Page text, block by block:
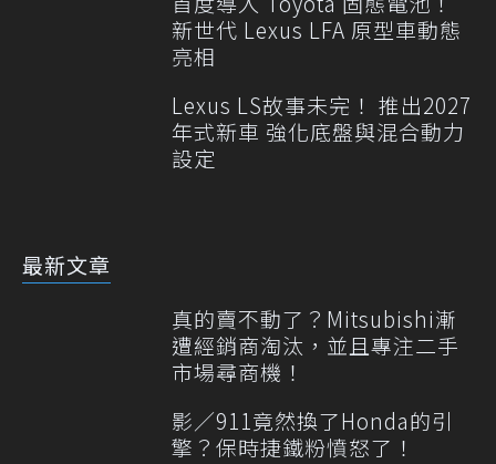
新世代 Lexus LFA 原型車動態
亮相
Lexus LS故事未完！ 推出2027
年式新車 強化底盤與混合動力
設定
最新文章
真的賣不動了？Mitsubishi漸
遭經銷商淘汰，並且專注二手
市場尋商機！
影／911竟然換了Honda的引
擎？保時捷鐵粉憤怒了！